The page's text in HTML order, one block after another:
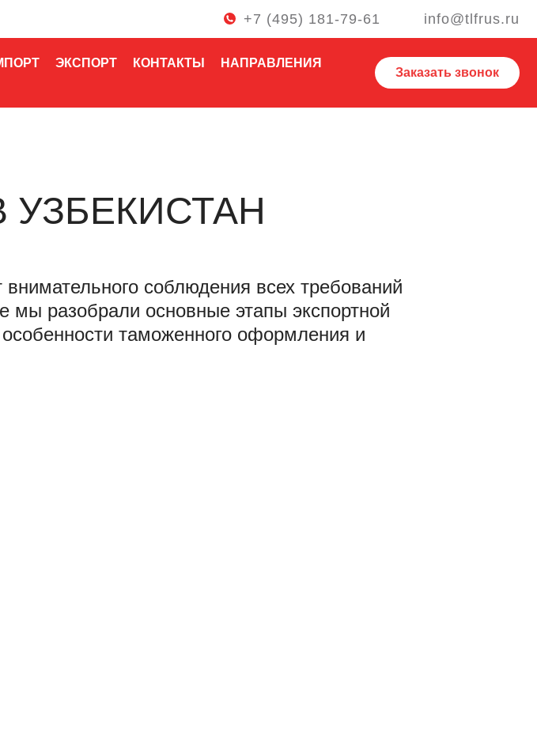
+7 (495) 181-79-61 info@tlfrus.ru
ЭКСПОРТ КОНТАКТЫ НАПРАВЛЕНИЯ
Заказать звонок
соблюдения всех требований
мы разобрали основные этапы экспортной
таможенного оформления и